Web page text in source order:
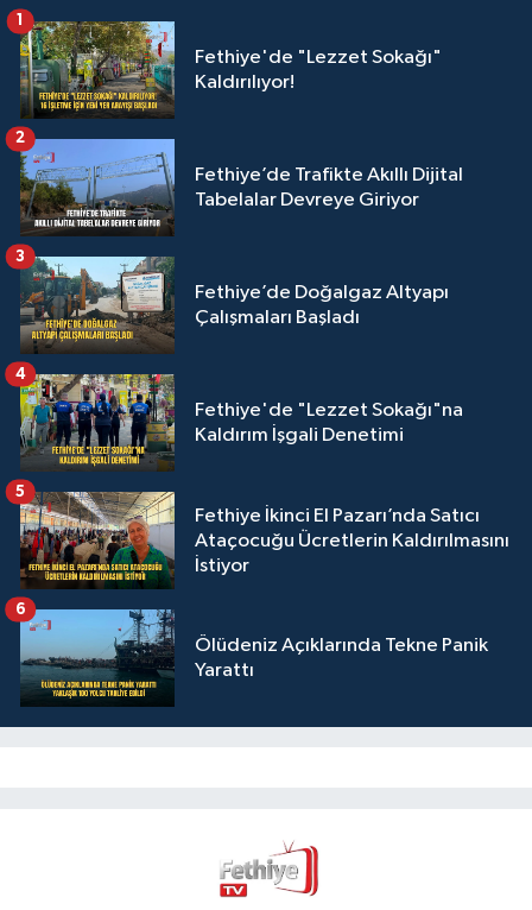
Fethiye'de "Lezzet Sokağı"
Kaldırılıyor!
1
Fethiye’de Trafikte Akıllı Dijital
Tabelalar Devreye Giriyor
2
Fethiye’de Doğalgaz Altyapı
Çalışmaları Başladı
3
Fethiye'de "Lezzet Sokağı"na
Kaldırım İşgali Denetimi
4
Fethiye İkinci El Pazarı’nda Satıcı
Ataçocuğu Ücretlerin Kaldırılmasını
İstiyor
5
Ölüdeniz Açıklarında Tekne Panik
Yarattı
6